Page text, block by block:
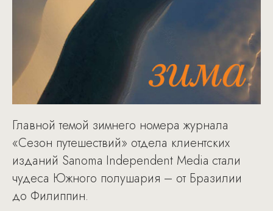
Главной темой зимнего номера журнала
«Сезон путешествий» отдела клиентских
изданий Sanoma Independent Media стали
чудеса Южного полушария – от Бразилии
до Филиппин.